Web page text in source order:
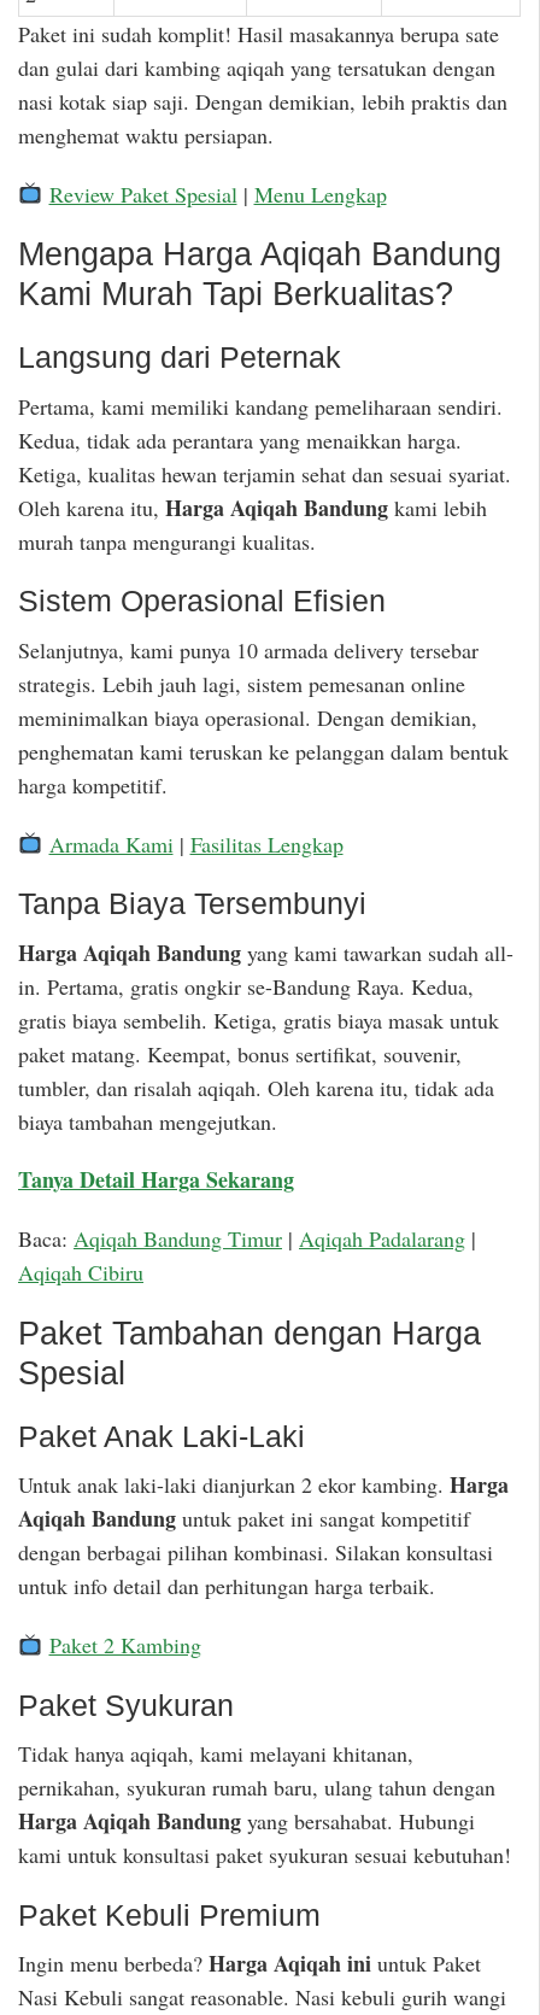
Paket ini sudah komplit! Hasil masakannya berupa sate
dan gulai dari kambing aqiqah yang tersatukan dengan
nasi kotak siap saji. Dengan demikian, lebih praktis dan
menghemat waktu persiapan.
Review Paket Spesial | Menu Lengkap
Mengapa Harga Aqiqah Bandung
Kami Murah Tapi Berkualitas?
Langsung dari Peternak
Pertama, kami memiliki kandang pemeliharaan sendiri.
Kedua, tidak ada perantara yang menaikkan harga.
Ketiga, kualitas hewan terjamin sehat dan sesuai syariat.
Oleh karena itu, Harga Aqiqah Bandung kami lebih
murah tanpa mengurangi kualitas.
Sistem Operasional Efisien
Selanjutnya, kami punya 10 armada delivery tersebar
strategis. Lebih jauh lagi, sistem pemesanan online
meminimalkan biaya operasional. Dengan demikian,
penghematan kami teruskan ke pelanggan dalam bentuk
harga kompetitif.
Armada Kami | Fasilitas Lengkap
Tanpa Biaya Tersembunyi
Harga Aqiqah Bandung yang kami tawarkan sudah all-
in. Pertama, gratis ongkir se-Bandung Raya. Kedua,
gratis biaya sembelih. Ketiga, gratis biaya masak untuk
paket matang. Keempat, bonus sertifikat, souvenir,
tumbler, dan risalah aqiqah. Oleh karena itu, tidak ada
biaya tambahan mengejutkan.
Tanya Detail Harga Sekarang
Baca: Aqiqah Bandung Timur | Aqiqah Padalarang |
Aqiqah Cibiru
Paket Tambahan dengan Harga
Spesial
Paket Anak Laki-Laki
Untuk anak laki-laki dianjurkan 2 ekor kambing. Harga
Aqiqah Bandung untuk paket ini sangat kompetitif
dengan berbagai pilihan kombinasi. Silakan konsultasi
untuk info detail dan perhitungan harga terbaik.
Paket 2 Kambing
Paket Syukuran
Tidak hanya aqiqah, kami melayani khitanan,
pernikahan, syukuran rumah baru, ulang tahun dengan
Harga Aqiqah Bandung yang bersahabat. Hubungi
kami untuk konsultasi paket syukuran sesuai kebutuhan!
Paket Kebuli Premium
Ingin menu berbeda? Harga Aqiqah ini untuk Paket
Nasi Kebuli sangat reasonable. Nasi kebuli gurih wangi